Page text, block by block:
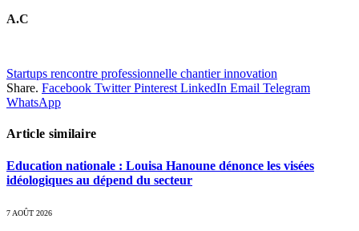
A.C
Startups rencontre professionnelle chantier innovation
Share. Facebook Twitter Pinterest LinkedIn Email Telegram
WhatsApp
Article similaire
Education nationale : Louisa Hanoune dénonce les visées
idéologiques au dépend du secteur
7 AOÛT 2026